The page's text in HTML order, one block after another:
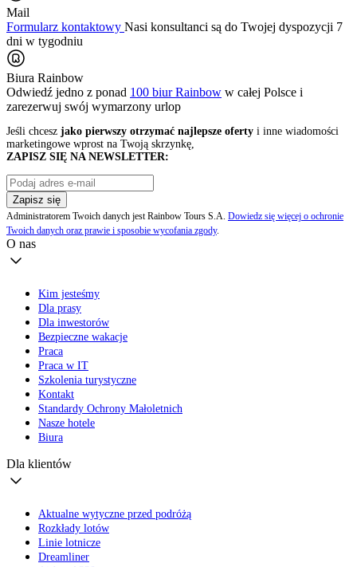
Mail
Formularz kontaktowy Nasi konsultanci są do Twojej dyspozycji 7
dni w tygodniu
Biura Rainbow
Odwiedź jedno z ponad 100 biur Rainbow w całej Polsce i
zarezerwuj swój wymarzony urlop
Jeśli chcesz jako pierwszy otrzymać najlepsze oferty i inne wiadomości
marketingowe wprost na Twoją skrzynkę,
ZAPISZ SIĘ NA NEWSLETTER:
Zapisz się
Administratorem Twoich danych jest Rainbow Tours S.A. Dowiedz się więcej o ochronie
Twoich danych oraz prawie i sposobie wycofania zgody.
O nas
Kim jesteśmy
Dla prasy
Dla inwestorów
Bezpieczne wakacje
Praca
Praca w IT
Szkolenia turystyczne
Kontakt
Standardy Ochrony Małoletnich
Nasze hotele
Biura
Dla klientów
Aktualne wytyczne przed podróżą
Rozkłady lotów
Linie lotnicze
Dreamliner